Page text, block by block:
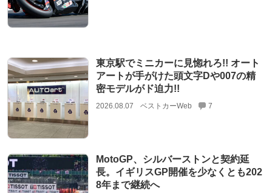
東京駅でミニカーに見惚れろ!! オート
アートが手がけた頭文字Dや007の精
密モデルがド迫力!!
2026.08.07 ベストカーWeb 7
MotoGP、シルバーストンと契約延
長。イギリスGP開催を少なくとも202
8年まで継続へ